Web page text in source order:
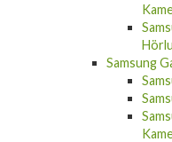
Samsung